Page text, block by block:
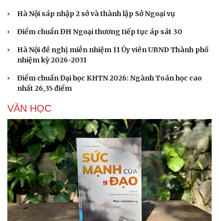
Du lịch
Tư vấn
Săn Tour
check-in
Podcast
Câu chuyện thời sự
Đọc truyện đêm khuya
Cửa sổ tình yêu
Kể chuyện cho bé
Hạt giống tâm hồn
Hà Nội sáp nhập 2 sở và thành lập Sở Ngoại vụ
Điểm chuẩn ĐH Ngoại thương tiếp tục áp sát 30
Hà Nội đề nghị miễn nhiệm 11 Ủy viên UBND Thành phố
nhiệm kỳ 2026-2031
Điểm chuẩn Đại học KHTN 2026: Ngành Toán học cao
nhất 26,35 điểm
VĂN HỌC